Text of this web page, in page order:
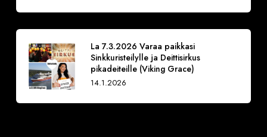
La 7.3.2026 Varaa paikkasi
Sinkkuristeilylle ja Deittisirkus
pikadeiteille (Viking Grace)
14.1.2026